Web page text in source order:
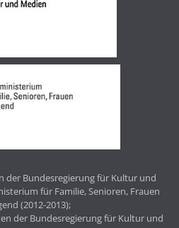
der Bundesregierung für Kultur und
für Familie, Senioren, Frauen
(2012-2013);
der Bundesregierung für Kultur und